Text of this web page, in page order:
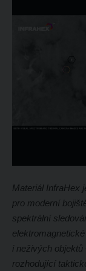
Materiál InfraHex
pro moderní
spektrální
i neživých
rozhodující